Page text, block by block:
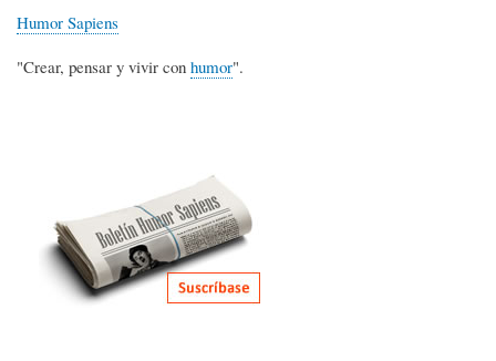
Humor Sapiens
"Crear, pensar y vivir con humor".